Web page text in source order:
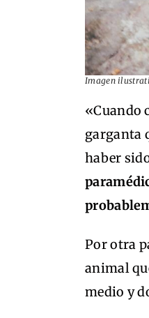
Imagen
«Cuando
garganta
haber
Por otra
animal
medio y